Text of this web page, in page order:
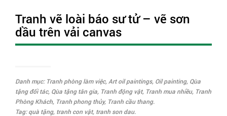
Tranh vẽ loài báo sư tử – vẽ sơn
dầu trên vải canvas
Danh mục: Tranh phòng làm việc, Art oil paintings, Oil painting, Qùa
tặng đối tác, Qùa tặng tân gia, Tranh động vật, Tranh mua nhiều, Tranh
Phòng Khách, Tranh phong thủy, Tranh cầu thang.
Tag:quà tặng, tranh con vật, tranh son dau.